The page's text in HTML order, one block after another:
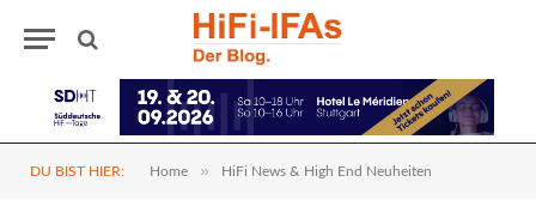
DU BIST HIER: Home » HiFi News & High End Neuheiten